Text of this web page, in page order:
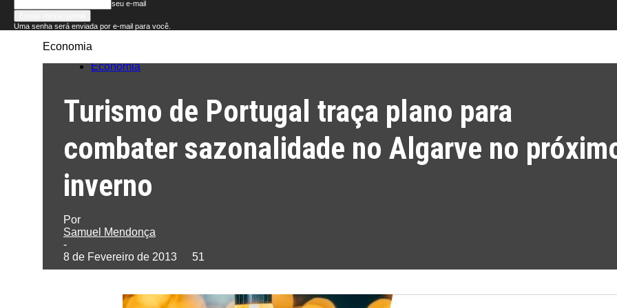
seu e-mail
Uma senha será enviada por e-mail para você.
Economia
Economia
Turismo de Portugal traça plano para
combater sazonalidade no Algarve no
inverno
Por
Samuel Mendonça
-
8 de Fevereiro de 2013
51